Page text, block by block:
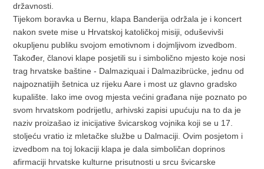
državnosti.
Tijekom boravka u Bernu, klapa Banderija održala je i koncert
nakon svete mise u Hrvatskoj katoličkoj misiji, oduševivši
okupljenu publiku svojom emotivnom i dojmljivom izvedbom.
Također, članovi klape posjetili su i simbolično mjesto koje nosi
trag hrvatske baštine - Dalmaziquai i Dalmazibrücke, jednu od
najpoznatijih šetnica uz rijeku Aare i most uz glavno gradsko
kupalište. Iako ime ovog mjesta većini građana nije poznato po
svom hrvatskom podrijetlu, arhivski zapisi upućuju na to da je
naziv proizašao iz inicijative švicarskog vojnika koji se u 17.
stoljeću vratio iz mletačke službe u Dalmaciji. Ovim posjetom i
izvedbom na toj lokaciji klapa je dala simboličan doprinos
afirmaciji hrvatske kulturne prisutnosti u srcu švicarske